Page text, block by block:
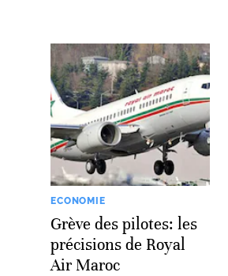
ECONOMIE
Grève des pilotes: les
précisions de Royal
Air Maroc